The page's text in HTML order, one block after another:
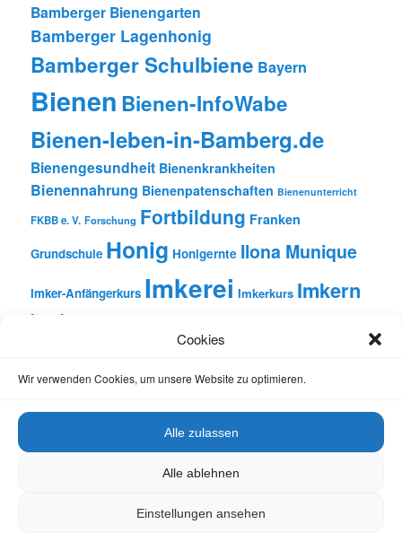
Cookies
Wir verwenden Cookies, um unsere Website zu optimieren.
Alle zulassen
Alle ablehnen
Einstellungen ansehen
Bamberger Bienengarten
Bamberger Lagenhonig
Bamberger Schulbiene Bayern
Bienen Bienen-InfoWabe
Bienen-leben-in-Bamberg.de
Bienengesundheit Bienenkrankheiten
Bienennahrung Bienenpatenschaften Bienenunterricht
FKBB e. V. Forschung Fortbildung Franken
Grundschule Honig Honigernte Ilona Munique
Imker-Anfängerkurs Imkerei Imkerkurs Imkern
Insekten
Natur Oberfranken
Unterricht
Vortrag Wachs
Datenschutz Stolz präsentiert von WordPress